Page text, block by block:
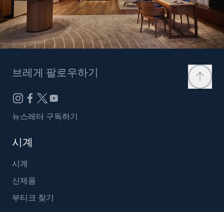
브레게 팔로우하기
뉴스레터 구독하기
시계
시계
신제품
부티크 찾기